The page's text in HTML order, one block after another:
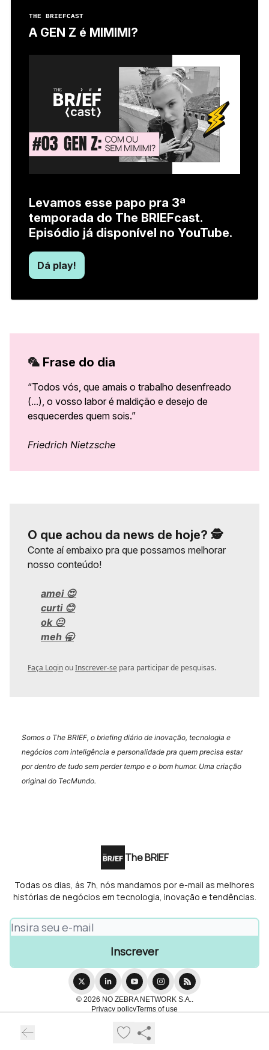
THE BRIEFCAST
A GEN Z é MIMIMI?
Levamos esse papo pra 3ª
temporada do The BRIEFcast.
Episódio já disponível no YouTube.
Dá play!
🦜 Frase do dia
“Todos vós, que amais o trabalho desenfreado
(...), o vosso labor é maldição e desejo de
esquecerdes quem sois.”
Friedrich Nietzsche
O que achou da news de hoje? 🕵️
Conte aí embaixo pra que possamos melhorar
nosso conteúdo!
amei 😍
curti 😊
ok 😐
meh 🥱
Faça LoginouInscrever-se para participar de pesquisas.
Somos o The BRIEF, o briefing diário de inovação, tecnologia e
negócios com inteligência e personalidade pra quem precisa estar
por dentro de tudo sem perder tempo e o bom humor. Uma criação
original do TecMundo.
The BRIEF
Todas os dias, às 7h, nós mandamos por e-mail as melhores
histórias de negócios em tecnologia, inovação e tendências.
© 2026 NO ZEBRA NETWORK S.A..
Privacy policyTerms of use
Powered by beehiiv